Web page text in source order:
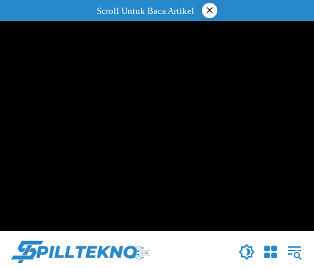
ke
Scroll Untuk Baca Artikel ×